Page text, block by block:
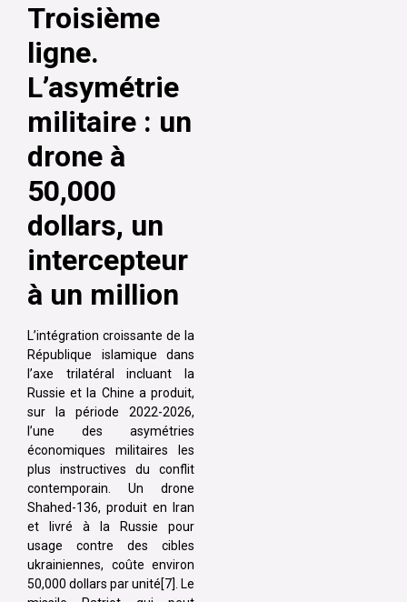
Troisième
ligne.
L’asymétrie
militaire : un
drone à
50,000
dollars, un
intercepteur
à un million
L’intégration croissante de la
République islamique dans
l’axe trilatéral incluant la
Russie et la Chine a produit,
sur la période 2022-2026,
l’une des asymétries
économiques militaires les
plus instructives du conflit
contemporain. Un drone
Shahed-136, produit en Iran
et livré à la Russie pour
usage contre des cibles
ukrainiennes, coûte environ
50,000 dollars par unité[7]. Le